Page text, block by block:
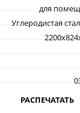
для
Углеродистая
РАСПЕЧАТАТЬ